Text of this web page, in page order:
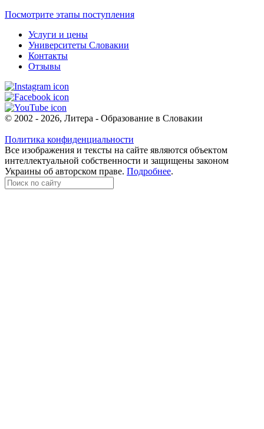
Посмотрите этапы поступления
Услуги и цены
Университеты Словакии
Контакты
Отзывы
© 2002 - 2026, Литера - Образование в Словакии
Политика конфиденциальности
Все изображения и тексты на сайте являются объектом
интеллектуальной собственности и защищены законом
Украины об авторском праве. Подробнее.